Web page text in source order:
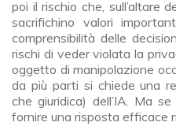
poi il rischio che, sull’altare
sacrifichino valori
comprensibilità delle
rischi di veder violata la
oggetto di manipolazione
da più parti si chiede una
che giuridica) dell’IA. Ma
fornire una risposta efficace